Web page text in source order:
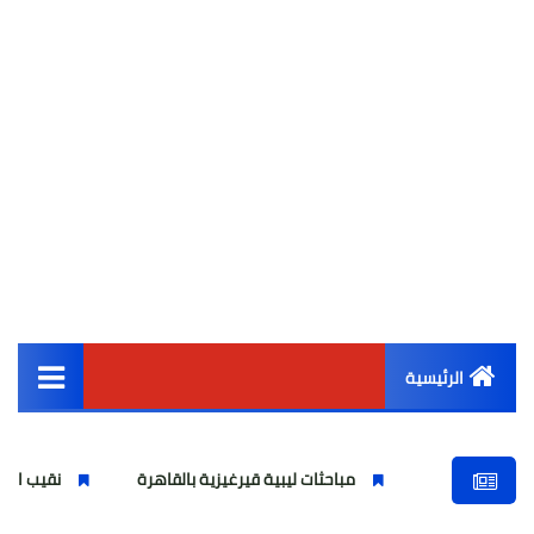
الرئيسية
أخبار مصرمباحثات ليبية قيرغيزية بالقاهرة نقيب المحامين يترأس